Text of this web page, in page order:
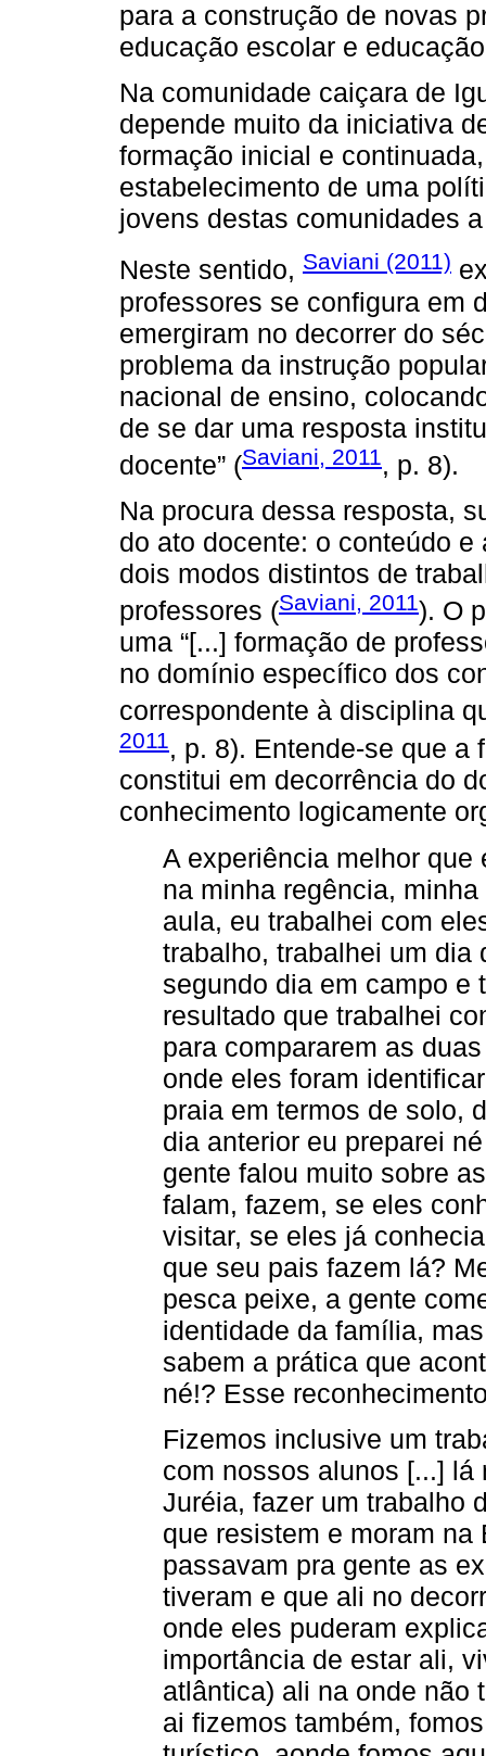
para a construção de novas
educação escolar e
Na comunidade caiçara de
depende muito da iniciativa
formação inicial e
estabelecimento de uma
jovens destas comunidades
Neste sentido, Saviani (2011)
professores se configura em
emergiram no decorrer do
problema da instrução
nacional de ensino,
de se dar uma resposta
docente” (Saviani, 2011 , p. 8).
Na procura dessa resposta,
do ato docente: o conteúdo
dois modos distintos de
professores (Saviani, 2011). O
uma “[...] formação de
no domínio específico dos
correspondente à disciplina
2011, p. 8). Entende-se que a
constitui em decorrência do
conhecimento logicamente
A experiência melhor
na minha regência,
aula, eu trabalhei com
trabalho, trabalhei um dia
segundo dia em campo e
resultado que trabalhei
para compararem as
onde eles foram
praia em termos de solo,
dia anterior eu preparei
gente falou muito sobre
falam, fazem, se eles
visitar, se eles já
que seu pais fazem lá?
pesca peixe, a gente
identidade da família,
sabem a prática que
né!? Esse
Fizemos inclusive um
com nossos alunos [...]
Juréia, fazer um trabalho
que resistem e moram
passavam pra gente as
tiveram e que ali no
onde eles puderam
importância de estar ali,
atlântica) ali na onde não
ai fizemos também,